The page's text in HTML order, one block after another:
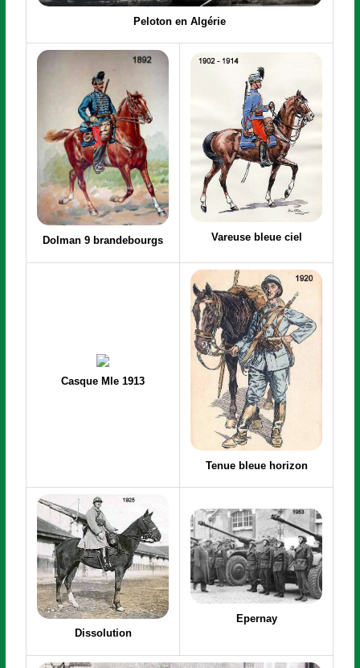
Peloton en Algérie
Dolman 9 brandebourgs Vareuse bleue ciel
Casque Mle 1913
Tenue bleue horizon
Dissolution
Epernay